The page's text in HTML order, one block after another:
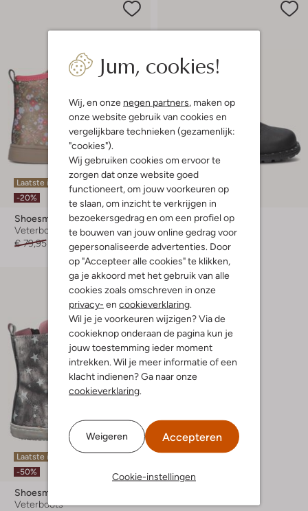
Jum, cookies!
Wij, en onze negen partners , maken op
onze website gebruik van cookies en
vergelijkbare technieken (gezamenlijk:
"cookies").
Wij gebruiken cookies om ervoor te
zorgen dat onze website goed
functioneert, om jouw voorkeuren op
te slaan, om inzicht te verkrijgen in
bezoekersgedrag en om een profiel op
te bouwen van jouw online gedrag voor
gepersonaliseerde advertenties. Door
op "Accepteer alle cookies" te klikken,
ga je akkoord met het gebruik van alle
cookies zoals omschreven in onze
privacy- en cookieverklaring
Wil je je voorkeuren wijzigen? Via de
cookieknop onderaan de pagina kun je
jouw toestemming ieder moment
intrekken. Wil je meer informatie of een
klacht indienen? Ga naar onze
cookieverklaring
Weigeren Accepteren
Cookie-instellingen
Laatste item
-20%
Shoesme
Veterboots
€ 79,95
€ 63,99
Laatste maten
Shoesme
Veterboots
€ 99,95 € 49,95
Laatste item
-50%
Shoesme
Veterboots